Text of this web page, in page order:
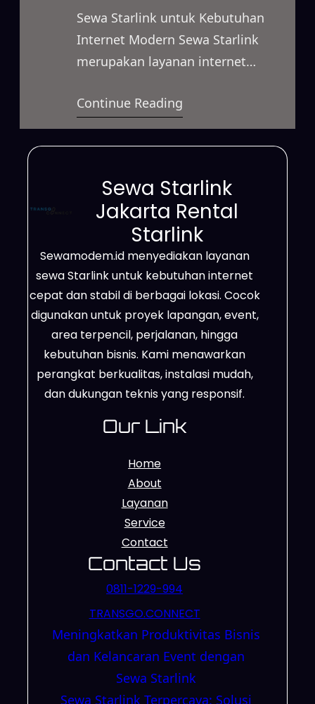
Sewa Starlink untuk Kebutuhan
Internet Modern Sewa Starlink
merupakan layanan internet
tinggi yang dapat digunakan untuk
berbagai kebutuhan. Layanan ini
sangat cocok untuk bisnis, proyek
kebutuhan pribadi dengan sistem
sewa yang fleksibel. Jaringannya
mampu menjangkau wilayah
terpencil, area dengan sinyal
lemah, serta lokasi yang belum
terjangkau jaringan fiber…
Continue Reading
Sewa Starlink
Jakarta Rental
Starlink
Sewamodem.id menyediakan layanan
sewa Starlink untuk kebutuhan internet
cepat dan stabil di berbagai lokasi. Cocok
digunakan untuk proyek lapangan, event,
area terpencil, perjalanan, hingga
kebutuhan bisnis. Kami menawarkan
perangkat berkualitas, instalasi mudah,
dan dukungan teknis yang responsif.
Our Link
Home
About
Layanan
Service
Contact
Contact Us
0811-1229-994
TRANSGO.CONNECT
Meningkatkan Produktivitas Bisnis
dan Kelancaran Event dengan
Sewa Starlink
Sewa Starlink Terpercaya: Solusi